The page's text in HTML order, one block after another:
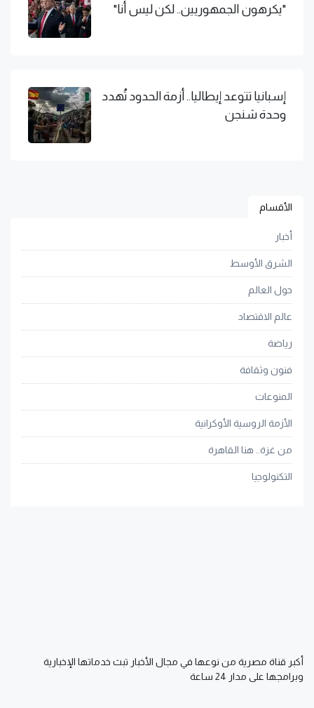
"يكرهون الجمهوريين.. لكن ليس أنا"
إسبانيا تتوعد إيطاليا.. أزمة الحدود تُهدد
وحدة شنجن
الأقسام
أخبار
الشرق الأوسط
حول العالم
عالم الاقتصاد
رياضة
فنون وثقافة
المنوعات
الأزمة الروسية الأوكرانية
من غزة.. هنا القاهرة
التكنولوجيا
أكبر قناة مصرية من نوعها في مجال الأخبار تبث خدماتها الإخبارية
وبرامجها على مدار 24 ساعة